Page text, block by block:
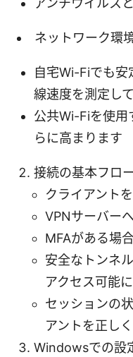
アンチウイルス
ネットワーク環
自宅Wi-Fiでも安
線速度を測定し
公共Wi-Fiを使用
らに高まります
接続の基本フロ
クライアント
VPNサーバー
MFAがある場
安全なトンネ
アクセス可能
セッションの
アントを正し
Windowsでの設